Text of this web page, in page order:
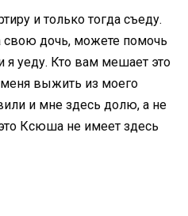
и только тогда съеду.
свою дочь, можете помочь
уеду. Кто вам мешает это
выжить из моего
и мне здесь долю, а не
Ксюша не имеет здесь